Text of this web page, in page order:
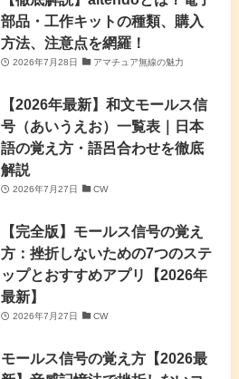
部品・工作キットの種類、購入
方法、注意点を網羅！
2026年7月28日 アマチュア無線の魅力
【2026年最新】和文モールス信
号（あいうえお）一覧表｜日本
語の覚え方・語呂合わせを徹底
解説
2026年7月27日 CW
【完全版】モールス信号の覚え
方：挫折しないための7つのステ
ップとおすすめアプリ【2026年
最新】
2026年7月27日 CW
モールス信号の覚え方【2026最